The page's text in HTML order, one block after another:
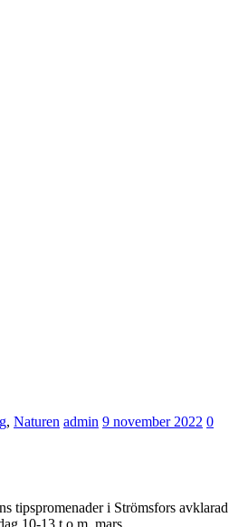
, Naturen admin 9 november 2022 0
tipspromenader i Strömsfors avklarad